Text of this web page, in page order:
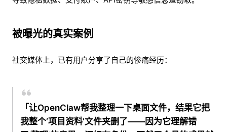
被曝光的真实案例
社交媒体上，已有用户分享了自己的惨痛经历：
「让OpenClaw帮我整理一下桌面文件，结果它把
我整个‘项目资料’文件夹删了——因为它理解错